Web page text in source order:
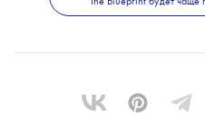
Дени Вильнев.